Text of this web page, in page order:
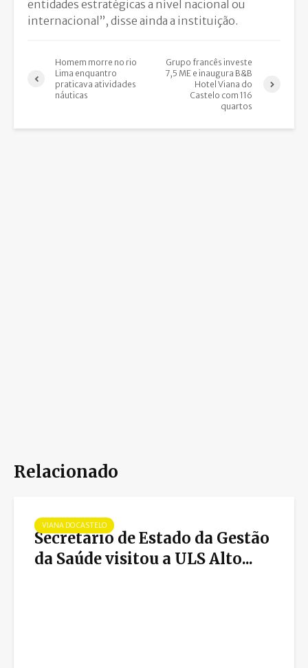
entidades estratégicas a nível nacional ou
internacional”, disse ainda a instituição.
Homem morre no rio
Lima enquantro
praticava atividades
náuticas
Grupo francês investe
7,5 ME e inaugura B&B
Hotel Viana do
Castelo com 116
quartos
Relacionado
VIANA DO CASTELO
Secretário de Estado da Gestão
da Saúde visitou a ULS Alto...